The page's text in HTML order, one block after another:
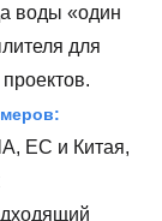
воды «один
для
ЕС и Китая,